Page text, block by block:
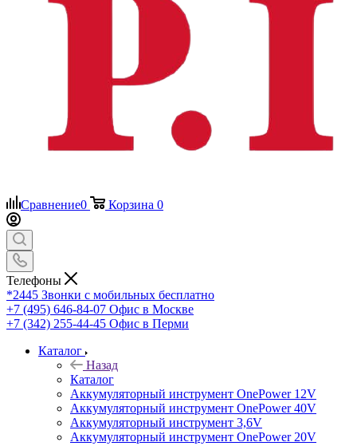
Сравнение0 Корзина 0
Телефоны
*2445 Звонки с мобильных бесплатно
+7 (495) 646-84-07 Офис в Москве
+7 (342) 255-44-45 Офис в Перми
Каталог
Назад
Каталог
Аккумуляторный инструмент OnePower 12V
Аккумуляторный инструмент OnePower 40V
Аккумуляторный инструмент 3,6V
Аккумуляторный инструмент OnePower 20V